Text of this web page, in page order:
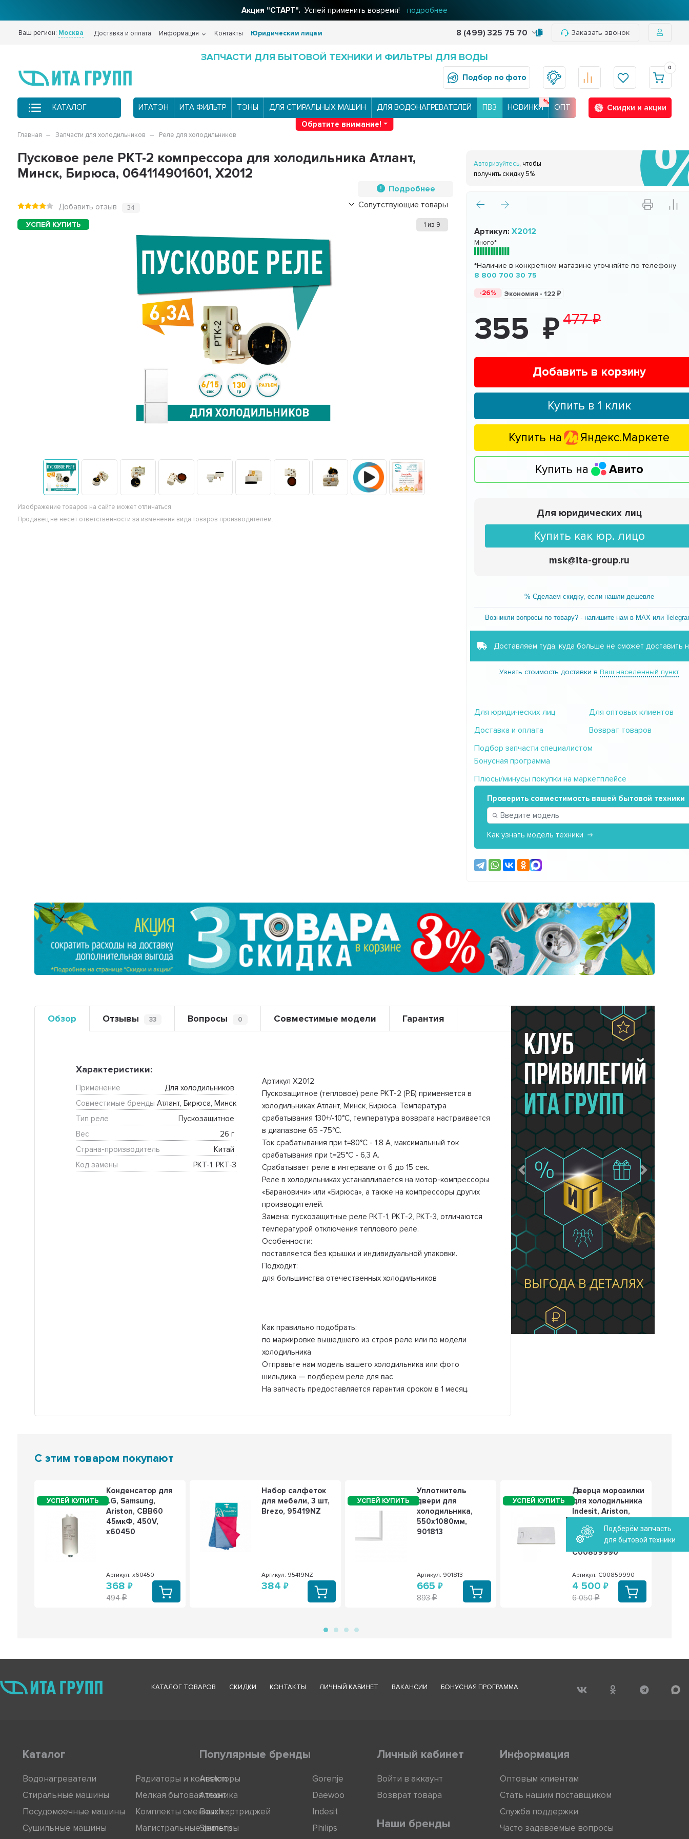
Акция "СТАРТ". Успей применить вовремя! подробнее
Ваш регион: Москва Доставка и оплата Информация Контакты Юридическим лицам 8 (499) 325 75 70 Заказать звонок
ЗАПЧАСТИ ДЛЯ БЫТОВОЙ ТЕХНИКИ И ФИЛЬТРЫ ДЛЯ ВОДЫ
Подбор по фото
0
КАТАЛОГ ИТАТЭН ИТА ФИЛЬТР ТЭНЫ ДЛЯ СТИРАЛЬНЫХ МАШИН ДЛЯ ВОДОНАГРЕВАТЕЛЕЙ ПВЗ НОВИНКИ ОПТ
Скидки и акции
Обратите внимание!
Главная Запчасти для холодильников Реле для холодильников
Пусковое реле РКТ-2 компрессора для холодильника Атлант,
Минск, Бирюса, 064114901601, Х2012
Подробнее
Сопутствующие товары
Добавить отзыв 34
1 из 9
Изображение товаров на сайте может отличаться.
Продавец не несёт ответственности за изменения вида товаров производителем.
Авторизуйтесь, чтобы
получить скидку 5%
Артикул:Х2012
Много*
*Наличие в конкретном магазине уточняйте по телефону
8 800 700 30 75
-26% Экономия -122
355 477
Добавить в корзину
Купить в 1 клик
Купить на Яндекс.Маркете
Купить на Авито
Для юридических лиц
Купить как юр. лицо
msk@ita-group.ru
% Сделаем скидку, если нашли дешевле
Возникли вопросы по товару? - напишите нам в MAX или
Доставляем туда, куда больше не сможет доставить
Узнать стоимость доставки вВаш населенный пункт
Для юридических лиц
Для оптовых клиентов
Доставка и оплата
Возврат товаров
Подбор запчасти специалистом
Бонусная программа
Плюсы/минусы покупки на маркетплейсе
Проверить совместимость вашей бытовой техники
Как узнать модель техники
Предыдущий
Обзор Отзывы 33 Вопросы 0 Совместимые модели Гарантия
Артикул Х2012
Пускозащитное (тепловое) реле РКТ-2 (Р.Б) применяется в
холодильниках Атлант, Минск, Бирюса. Температура
срабатывания 130+/-10°С, температура возврата настраивается
в диапазоне 65 -75°С.
Ток срабатывания при t=80°С - 1,8 А, максимальный ток
срабатывания при t=25°С - 6,3 А.
Срабатывает реле в интервале от 6 до 15 сек.
Реле в холодильниках устанавливается на мотор-компрессоры
«Барановичи» или «Бирюса», а также на компрессоры других
производителей.
Замена: пускозащитные реле РКТ-1, РКТ-2, РКТ-3, отличаются
температурой отключения теплового реле.
Особенности:
поставляется без крышки и индивидуальной упаковки.
Подходит:
для большинства отечественных холодильников
Как правильно подобрать:
по маркировке вышедшего из строя реле или по модели
холодильника
Отправьте нам модель вашего холодильника или фото
шильдика — подберём реле для вас
На запчасть предоставляется гарантия сроком в 1 месяц.
Характеристики:
Применение
Для холодильников
Совместимые бренды Атлант, Бирюса, Минск
Тип реле
Пускозащитное
Вес
26 г
Страна-производитель
Китай
Код замены
РКТ-1, РКТ-3
Предыдущий
Следующий
С этим товаром покупают
Конденсатор для
LG, Samsung,
Ariston, СВВ60
45мкФ, 450V,
х60450
Артикул: х60450
368
494
Набор салфеток
для мебели, 3 шт,
Brezo, 95419NZ
Артикул: 95419NZ
384
Уплотнитель
двери для
холодильника,
550х1080мм,
901813
Артикул: 901813
665
893
Дверца морозилки
для холодильника
Indesit, Ariston,
Whirlpool
52х26,5см,
C00859990
Артикул: C00859990
4 500
6 050
КАТАЛОГ ТОВАРОВ СКИДКИ КОНТАКТЫ ЛИЧНЫЙ КАБИНЕТ ВАКАНСИИ БОНУСНАЯ ПРОГРАММА
Каталог
Водонагреватели
Стиральные машины
Посудомоечные машины
Сушильные машины
Радиаторы и конвекторы
Мелкая бытовая техника
Комплекты сменных картриджей
Магистральные фильтры
Популярные бренды
Ariston
Атлант
Bosch
Siemens
Gorenje
Daewoo
Indesit
Philips
Личный кабинет
Войти в аккаунт
Возврат товара
Наши бренды
Информация
Оптовым клиентам
Стать нашим поставщиком
Служба поддержки
Часто задаваемые вопросы
Подберём запчасть
для бытовой техники